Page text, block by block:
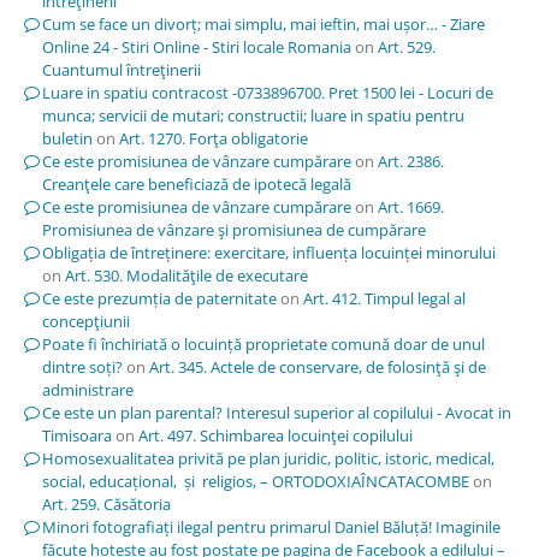
Cum se face un divorț; mai simplu, mai ieftin, mai ușor… - Ziare
Online 24 - Stiri Online - Stiri locale Romaniaon Art. 529.
Cuantumul întreţinerii
Luare in spatiu contracost -0733896700. Pret 1500 lei - Locuri de
munca; servicii de mutari; constructii; luare in spatiu pentru
buletin on Art. 1270. Forţa obligatorie
Ce este promisiunea de vânzare cumpărareon Art. 2386.
Creanţele care beneficiază de ipotecă legală
Ce este promisiunea de vânzare cumpărareon Art. 1669.
Promisiunea de vânzare şi promisiunea de cumpărare
Obligația de întreținere: exercitare, influența locuinței minorului
on Art. 530. Modalităţile de executare
Ce este prezumția de paternitateon Art. 412. Timpul legal al
concepţiunii
Poate fi închiriată o locuință proprietate comună doar de unul
dintre soți?on Art. 345. Actele de conservare, de folosinţă şi de
administrare
Ce este un plan parental? Interesul superior al copilului - Avocat in
Timisoaraon Art. 497. Schimbarea locuinţei copilului
Homosexualitatea privită pe plan juridic, politic, istoric, medical,
social, educațional, și religios, – ORTODOXIAÎNCATACOMBEon
Art. 259. Căsătoria
Minori fotografiați ilegal pentru primarul Daniel Băluță! Imaginile
făcute hoțește au fost postate pe pagina de Facebook a edilului –